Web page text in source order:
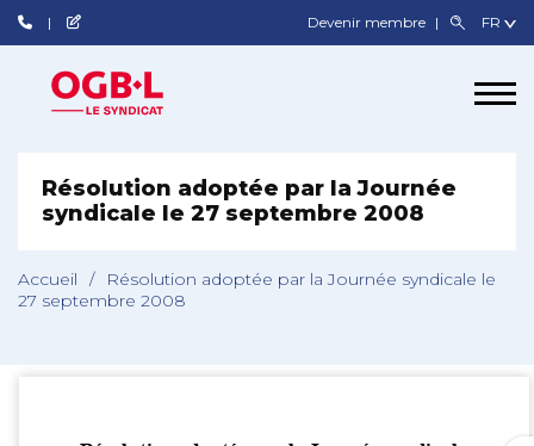
Devenir membre
Résolution adoptée par la Journée
syndicale le 27 septembre 2008
Accueil /
Résolution adoptée par la Journée syndicale le
27 septembre 2008